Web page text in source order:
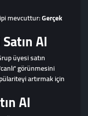
mevcuttur:Gerçek
Al
üyesi satın
görünmesini
artırmak için
Al